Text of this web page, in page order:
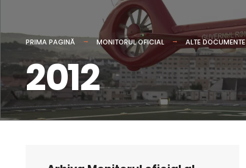
PRIMA PAGINĂ MONITORUL OFICIAL ALTE DOCUMENTE
2012